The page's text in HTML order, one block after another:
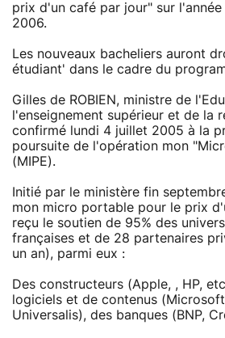
prix d'un café par jour" sur
2006.
Les nouveaux bacheliers auront
étudiant' dans le cadre du
Gilles de ROBIEN, ministre de
l'enseignement supérieur et de la
confirmé lundi 4 juillet 2005 à la
poursuite de l'opération mon
(MIPE).
Initié par le ministère fin
mon micro portable pour le prix
reçu le soutien de 95% des
françaises et de 28 partenaires
un an), parmi eux :
Des constructeurs (Apple, , HP,
logiciels et de contenus
Universalis), des banques (BNP,